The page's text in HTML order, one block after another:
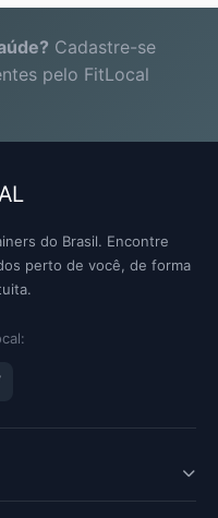
Cadastre-se
pelo FitLocal
do Brasil. Encontre
perto de você, de forma